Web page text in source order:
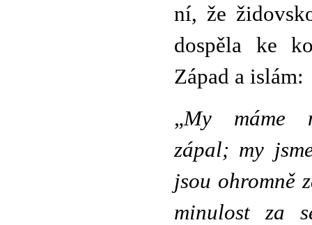
ní, že
dospěla ke
Západ a islám:
„My máme
zápal; my
jsou ohromně
minulost za